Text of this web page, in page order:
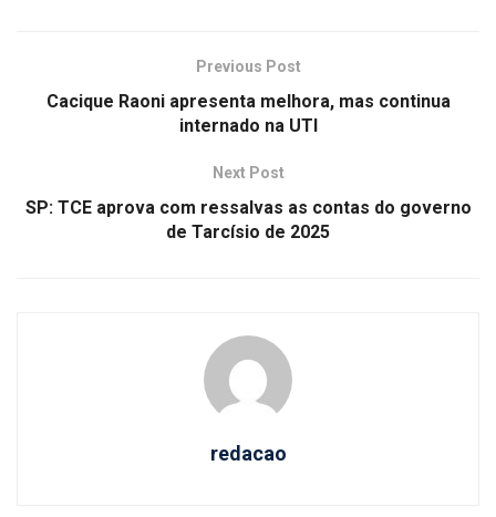
Previous Post
Cacique Raoni apresenta melhora, mas continua
internado na UTI
Next Post
SP: TCE aprova com ressalvas as contas do governo
de Tarcísio de 2025
redacao